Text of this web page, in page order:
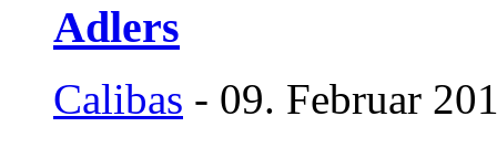
Adlers
Calibas - 09. Februar